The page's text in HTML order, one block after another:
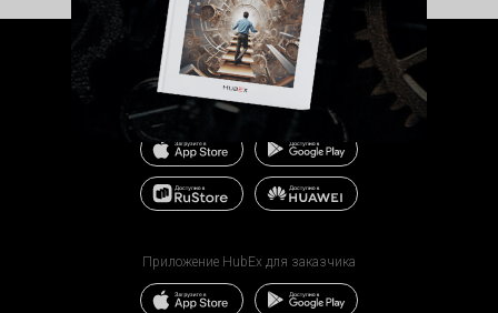
Приложение HubEx для заказчика
Приложение HubEx для исполнителя